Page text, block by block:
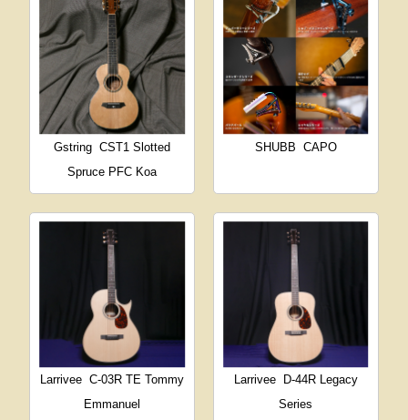
Gstring CST1 Slotted
Spruce PFC Koa
SHUBB CAPO
Larrivee C-03R TE Tommy
Emmanuel
Larrivee
D-44R Legacy
Series